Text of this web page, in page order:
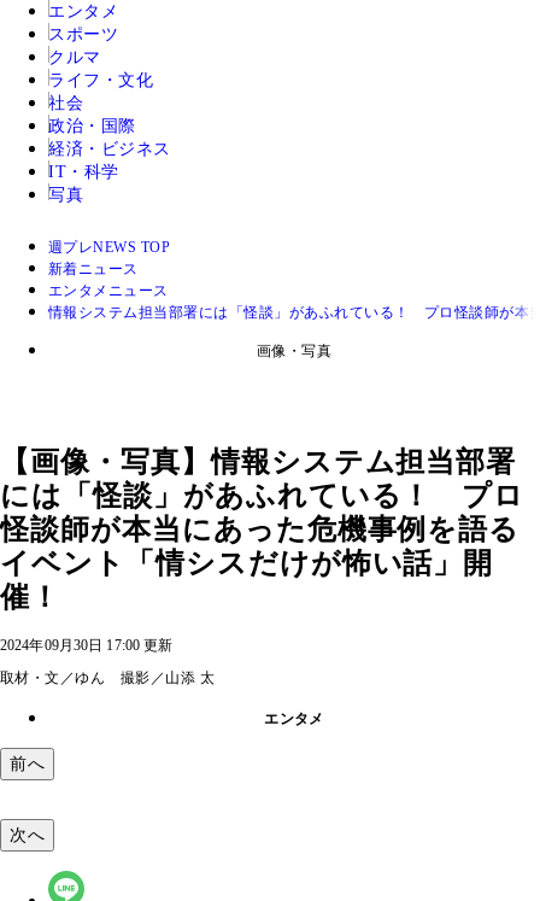
エンタメ
スポーツ
クルマ
ライフ・文化
社会
政治・国際
経済・ビジネス
IT・科学
写真
週プレNEWS TOP
新着ニュース
エンタメニュース
情報システム担当部署には「怪談」があふれている！ プロ怪談師が本
画像・写真
【画像・写真】情報システム担当部署
には「怪談」があふれている！ プロ
怪談師が本当にあった危機事例を語る
イベント「情シスだけが怖い話」開
催！
2024年09月30日 17:00 更新
取材・文／ゆん 撮影／山添 太
エンタメ
前へ
次へ